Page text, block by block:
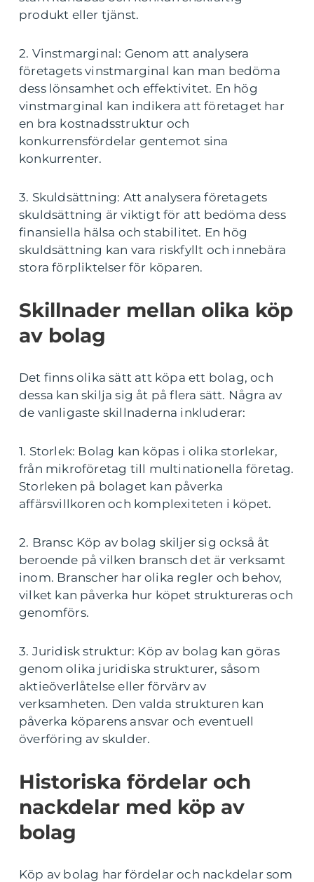
produkt eller tjänst.
2. Vinstmarginal: Genom att analysera
företagets vinstmarginal kan man bedöma
dess lönsamhet och effektivitet. En hög
vinstmarginal kan indikera att företaget har
en bra kostnadsstruktur och
konkurrensfördelar gentemot sina
konkurrenter.
3. Skuldsättning: Att analysera företagets
skuldsättning är viktigt för att bedöma dess
finansiella hälsa och stabilitet. En hög
skuldsättning kan vara riskfyllt och innebära
stora förpliktelser för köparen.
Skillnader mellan olika köp
av bolag
Det finns olika sätt att köpa ett bolag, och
dessa kan skilja sig åt på flera sätt. Några av
de vanligaste skillnaderna inkluderar:
1. Storlek: Bolag kan köpas i olika storlekar,
från mikroföretag till multinationella företag.
Storleken på bolaget kan påverka
affärsvillkoren och komplexiteten i köpet.
2. Bransc Köp av bolag skiljer sig också åt
beroende på vilken bransch det är verksamt
inom. Branscher har olika regler och behov,
vilket kan påverka hur köpet struktureras och
genomförs.
3. Juridisk struktur: Köp av bolag kan göras
genom olika juridiska strukturer, såsom
aktieöverlåtelse eller förvärv av
verksamheten. Den valda strukturen kan
påverka köparens ansvar och eventuell
överföring av skulder.
Historiska fördelar och
nackdelar med köp av
bolag
Köp av bolag har fördelar och nackdelar som